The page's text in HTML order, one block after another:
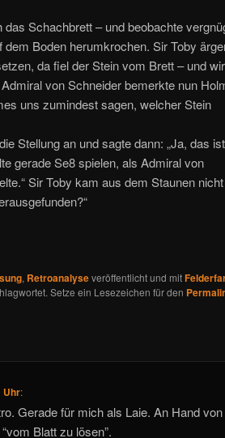
Schachbrett – und beobachte
Boden herumkrochen. Sir Toby
da fiel der Stein vom Brett – und wir
von Schneider bemerkte nun
uns zumindest sagen, welcher Stein
Stellung an und sagte dann: „Ja, das
gerade Se8 spielen, als Admiral von
Sir Toby kam aus dem Staunen
, Retroanalyseveröffentlicht und mit
Setze ein Lesezeichen für den
Uhr:
Gerade für mich als Laie. An Hand von
Blatt zu lösen”.